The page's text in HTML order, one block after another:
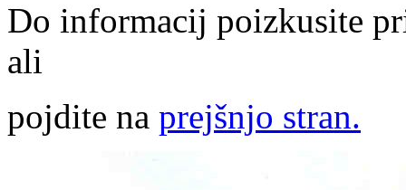
Do informacij poizkusite
ali
pojdite na prejšnjo stran.